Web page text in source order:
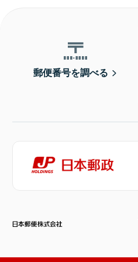
郵便番号を調べる